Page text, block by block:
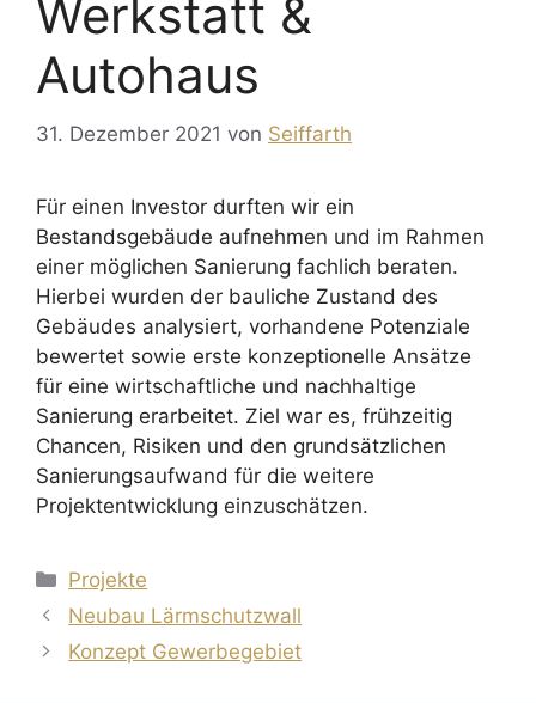
Werkstatt &
Autohaus
31. Dezember 2021 von Seiffarth
Für einen Investor durften wir ein
Bestandsgebäude aufnehmen und im Rahmen
einer möglichen Sanierung fachlich beraten.
Hierbei wurden der bauliche Zustand des
Gebäudes analysiert, vorhandene Potenziale
bewertet sowie erste konzeptionelle Ansätze
für eine wirtschaftliche und nachhaltige
Sanierung erarbeitet. Ziel war es, frühzeitig
Chancen, Risiken und den grundsätzlichen
Sanierungsaufwand für die weitere
Projektentwicklung einzuschätzen.
Kategorien
Projekte
Neubau Lärmschutzwall
Konzept Gewerbegebiet